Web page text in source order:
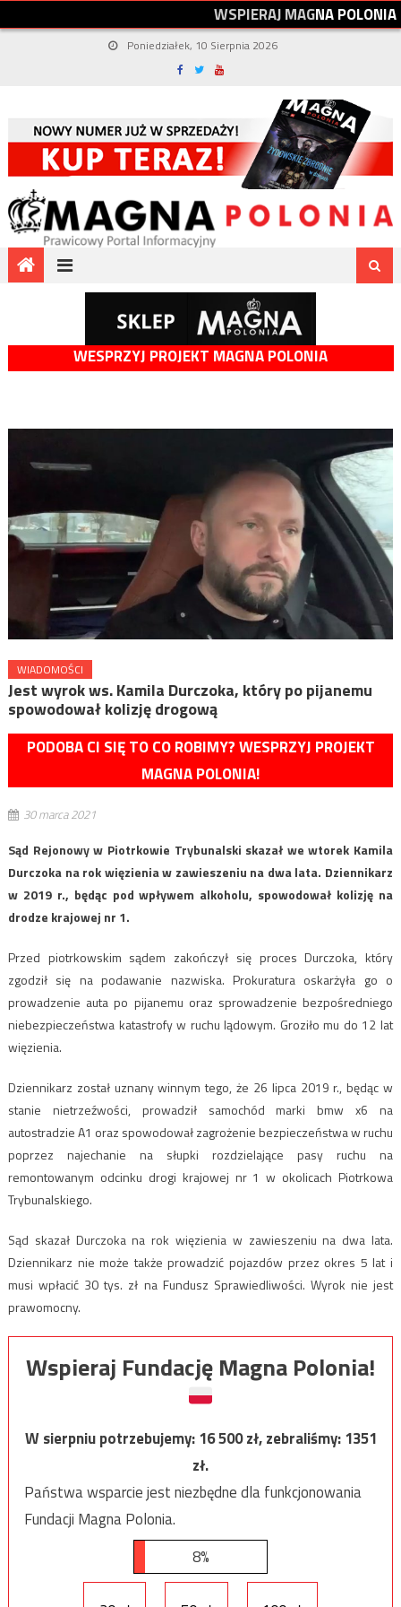
WSPIERAJMAGNAPOLONIA
Poniedziałek, 10 Sierpnia 2026
WESPRZYJ PROJEKT MAGNA POLONIA
WIADOMOŚCI
Jest wyrok ws. Kamila Durczoka, który po pijanemu
spowodował kolizję drogową
PODOBA CI SIĘ TO CO ROBIMY? WESPRZYJ PROJEKT
MAGNA POLONIA!
30 marca 2021
Sąd Rejonowy w Piotrkowie Trybunalski skazał we wtorek Kamila
Durczoka na rok więzienia w zawieszeniu na dwa lata. Dziennikarz
w 2019 r., będąc pod wpływem alkoholu, spowodował kolizję na
drodze krajowej nr 1.
Przed piotrkowskim sądem zakończył się proces Durczoka, który
zgodził się na podawanie nazwiska. Prokuratura oskarżyła go o
prowadzenie auta po pijanemu oraz sprowadzenie bezpośredniego
niebezpieczeństwa katastrofy w ruchu lądowym. Groziło mu do 12 lat
więzienia.
Dziennikarz został uznany winnym tego, że 26 lipca 2019 r., będąc w
stanie nietrzeźwości, prowadził samochód marki bmw x6 na
autostradzie A1 oraz spowodował zagrożenie bezpieczeństwa w ruchu
poprzez najechanie na słupki rozdzielające pasy ruchu na
remontowanym odcinku drogi krajowej nr 1 w okolicach Piotrkowa
Trybunalskiego.
Sąd skazał Durczoka na rok więzienia w zawieszeniu na dwa lata.
Dziennikarz nie może także prowadzić pojazdów przez okres 5 lat i
musi wpłacić 30 tys. zł na Fundusz Sprawiedliwości. Wyrok nie jest
prawomocny.
Wspieraj Fundację Magna Polonia!
W sierpniu potrzebujemy:16 500zł, zebraliśmy:1351
zł.
Państwa wsparcie jest niezbędne dla funkcjonowania
Fundacji Magna Polonia.
8%